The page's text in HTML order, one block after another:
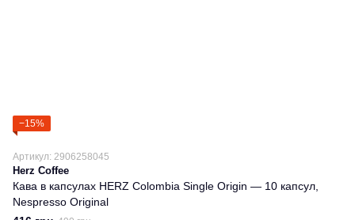
−15%
Артикул: 2906258045
Herz Coffee
Кава в капсулах HERZ Colombia Single Origin — 10 капсул,
Nespresso Original